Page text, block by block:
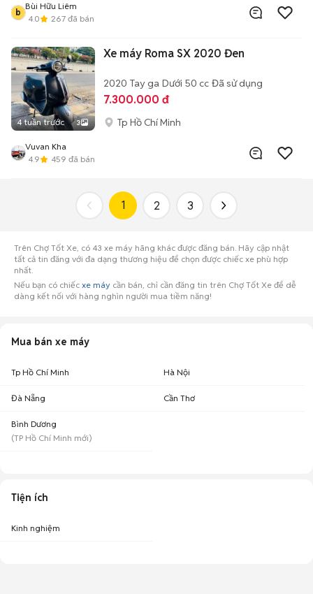
b
Bùi Hữu Liêm
4.0
267 đã bán
4 tuần trước 3
Xe máy Roma SX 2020 Đen
2020 Tay ga Dưới 50 cc Đã sử dụng
7.300.000 đ
Tp Hồ Chí Minh
Vuvan Kha
4.9
459 đã bán
1 2 3
Trên Chợ Tốt Xe, có 43 xe máy hãng khác được đăng bán. Hãy cập nhật
tất cả tin đăng với đa dạng thương hiệu để chọn được chiếc xe phù hợp
nhất.
Nếu bạn có chiếc xe máy cần bán, chỉ cần đăng tin trên Chợ Tốt Xe để dễ
dàng kết nối với hàng nghìn người mua tiềm năng!
Mua bán xe máy
Tp Hồ Chí Minh Hà Nội
Đà Nẵng Cần Thơ
Bình Dương
(TP Hồ Chí Minh mới)
Tiện ích
Kinh nghiệm